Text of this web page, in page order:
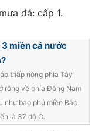
đá: cấp 1.
3 miền cả nước
thấp nóng phía Tây
rộng về phía Đông Nam
như bao phủ miền Bắc,
là 37 độ C.